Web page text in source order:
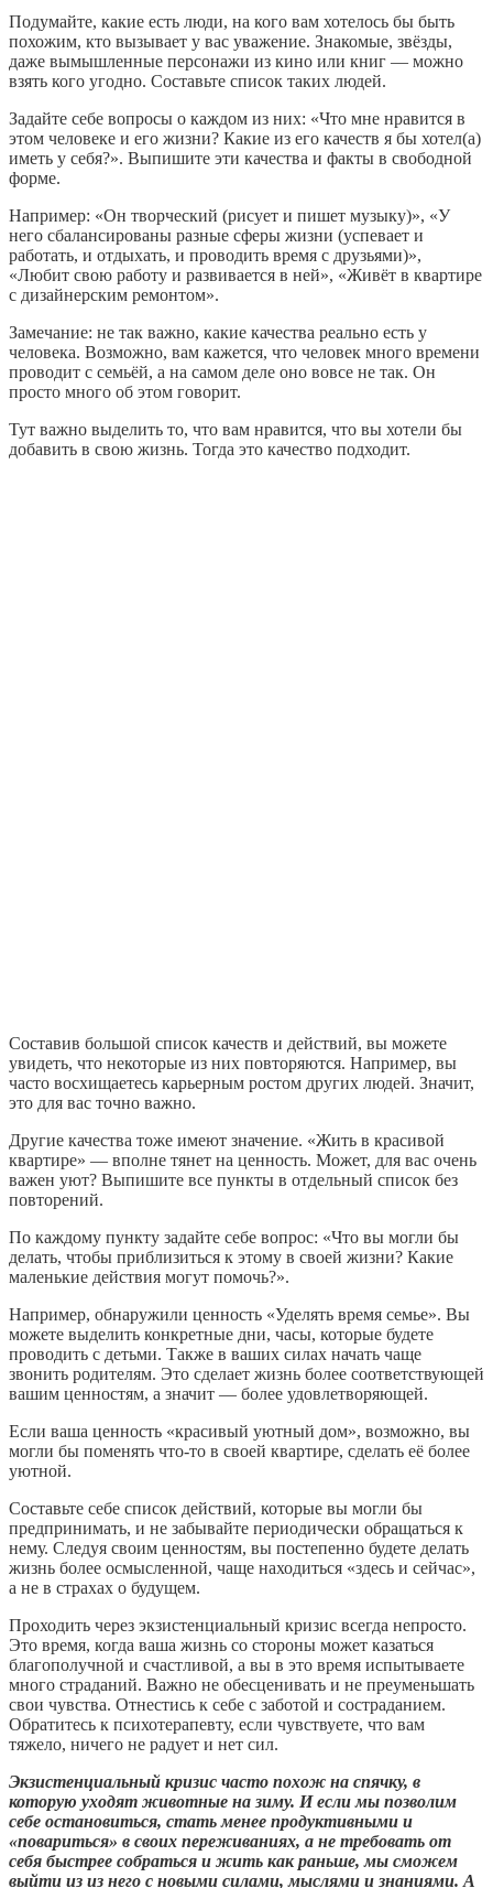
Подумайте, какие есть люди, на кого вам хотелось бы быть
похожим, кто вызывает у вас уважение. Знакомые, звёзды,
даже вымышленные персонажи из кино или книг — можно
взять кого угодно. Составьте список таких людей.
Задайте себе вопросы о каждом из них: «Что мне нравится в
этом человеке и его жизни? Какие из его качеств я бы хотел(а)
иметь у себя?». Выпишите эти качества и факты в свободной
форме.
Например: «Он творческий (рисует и пишет музыку)», «У
него сбалансированы разные сферы жизни (успевает и
работать, и отдыхать, и проводить время с друзьями)»,
«Любит свою работу и развивается в ней», «Живёт в квартире
с дизайнерским ремонтом».
Замечание: не так важно, какие качества реально есть у
человека. Возможно, вам кажется, что человек много времени
проводит с семьёй, а на самом деле оно вовсе не так. Он
просто много об этом говорит.
Тут важно выделить то, что вам нравится, что вы хотели бы
добавить в свою жизнь. Тогда это качество подходит.
Составив большой список качеств и действий, вы можете
увидеть, что некоторые из них повторяются. Например, вы
часто восхищаетесь карьерным ростом других людей. Значит,
это для вас точно важно.
Другие качества тоже имеют значение. «Жить в красивой
квартире» — вполне тянет на ценность. Может, для вас очень
важен уют? Выпишите все пункты в отдельный список без
повторений.
По каждому пункту задайте себе вопрос: «Что вы могли бы
делать, чтобы приблизиться к этому в своей жизни? Какие
маленькие действия могут помочь?».
Например, обнаружили ценность «Уделять время семье». Вы
можете выделить конкретные дни, часы, которые будете
проводить с детьми. Также в ваших силах начать чаще
звонить родителям. Это сделает жизнь более соответствующей
вашим ценностям, а значит — более удовлетворяющей.
Если ваша ценность «красивый уютный дом», возможно, вы
могли бы поменять что-то в своей квартире, сделать её более
уютной.
Составьте себе список действий, которые вы могли бы
предпринимать, и не забывайте периодически обращаться к
нему. Следуя своим ценностям, вы постепенно будете делать
жизнь более осмысленной, чаще находиться «здесь и сейчас»,
а не в страхах о будущем.
Проходить через экзистенциальный кризис всегда непросто.
Это время, когда ваша жизнь со стороны может казаться
благополучной и счастливой, а вы в это время испытываете
много страданий. Важно не обесценивать и не преуменьшать
свои чувства. Отнестись к себе с заботой и состраданием.
Обратитесь к психотерапевту, если чувствуете, что вам
тяжело, ничего не радует и нет сил.
Экзистенциальный кризис часто похож на спячку, в
которую уходят животные на зиму. И если мы позволим
себе остановиться, стать менее продуктивными и
«повариться» в своих переживаниях, а не требовать от
себя быстрее собраться и жить как раньше, мы сможем
выйти из из него с новыми силами, мыслями и знаниями. А